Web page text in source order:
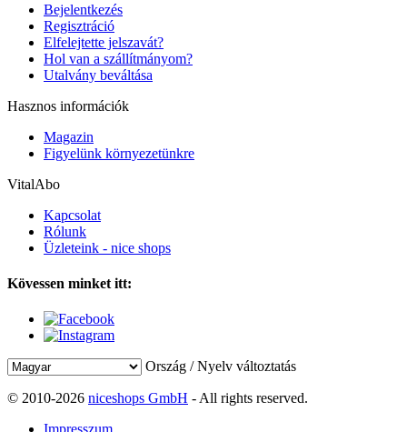
Bejelentkezés
Regisztráció
Elfelejtette jelszavát?
Hol van a szállítmányom?
Utalvány beváltása
Hasznos információk
Magazin
Figyelünk környezetünkre
VitalAbo
Kapcsolat
Rólunk
Üzleteink - nice shops
Kövessen minket itt:
Ország / Nyelv változtatás
© 2010-2026 niceshops GmbH - All rights reserved.